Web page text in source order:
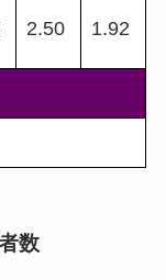
2.50 1.92
数